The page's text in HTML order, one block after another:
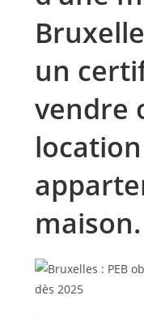
un
vendre
maison.